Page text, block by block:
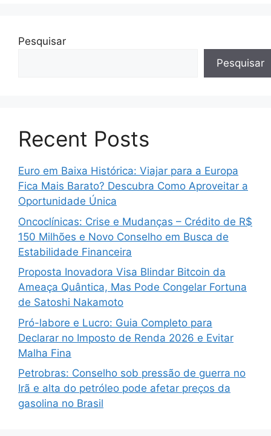
Pesquisar
Pesquisar
Recent Posts
Euro em Baixa Histórica: Viajar para a Europa
Fica Mais Barato? Descubra Como Aproveitar a
Oportunidade Única
Oncoclínicas: Crise e Mudanças – Crédito de R$
150 Milhões e Novo Conselho em Busca de
Estabilidade Financeira
Proposta Inovadora Visa Blindar Bitcoin da
Ameaça Quântica, Mas Pode Congelar Fortuna
de Satoshi Nakamoto
Pró-labore e Lucro: Guia Completo para
Declarar no Imposto de Renda 2026 e Evitar
Malha Fina
Petrobras: Conselho sob pressão de guerra no
Irã e alta do petróleo pode afetar preços da
gasolina no Brasil